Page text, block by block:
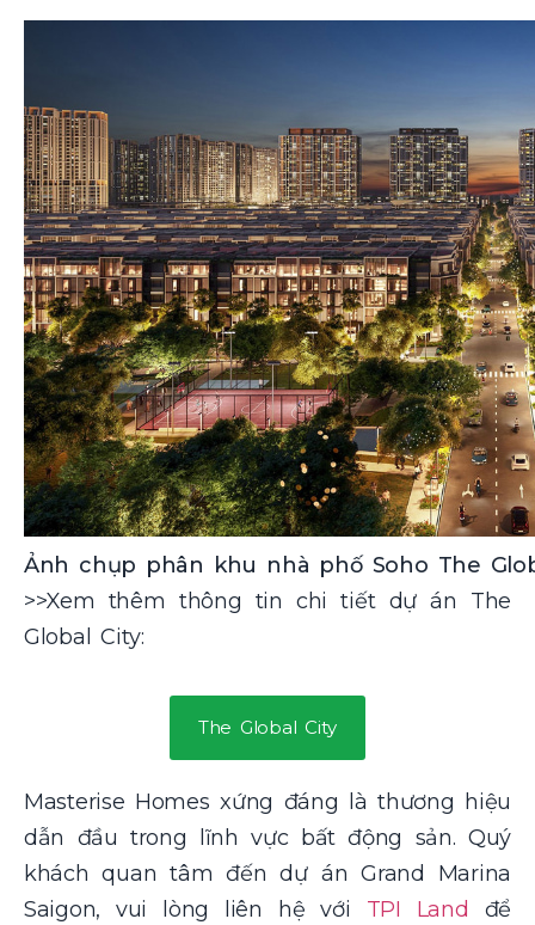
Ảnh chụp phân khu nhà phố Soho The
>>Xem thêm thông tin chi tiết dự án The
Global City:
The Global City
Masterise Homes xứng đáng là thương hiệu
dẫn đầu trong lĩnh vực bất động sản. Quý
khách quan tâm đến dự án Grand Marina
Saigon, vui lòng liên hệ với TPI Land để